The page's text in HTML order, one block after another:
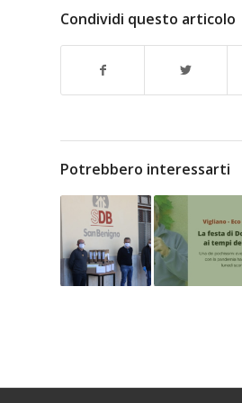
Condividi questo articolo
Potrebbero interessarti